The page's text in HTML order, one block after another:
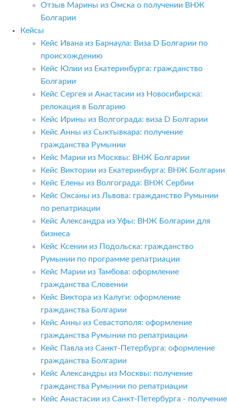
Отзыв Марины из Омска о получении ВНЖ
Болгарии
Кейсы
Кейс Ивана из Барнаула: Виза D Болгарии по
происхождению
Кейс Юлии из Екатеринбурга: гражданство
Болгарии
Кейс Сергея и Анастасии из Новосибирска:
релокация в Болгарию
Кейс Ирины из Волгограда: виза D Болгарии
Кейс Анны из Сыктывкара: получение
гражданства Румынии
Кейс Марии из Москвы: ВНЖ Болгарии
Кейс Виктории из Екатеринбурга: ВНЖ Болгарии
Кейс Елены из Волгограда: ВНЖ Сербии
Кейс Оксаны из Львова: гражданство Румынии
по репатриации
Кейс Александра из Уфы: ВНЖ Болгарии для
бизнеса
Кейс Ксении из Подольска: гражданство
Румынии по программе репатриации
Кейс Марии из Тамбова: оформление
гражданства Словении
Кейс Виктора из Калуги: оформление
гражданства Болгарии
Кейс Анны из Севастополя: оформление
гражданства Румынии по репатриации
Кейс Павла из Санкт-Петербурга: оформление
гражданства Болгарии
Кейс Александры из Москвы: получение
гражданства Румынии по репатриации
Кейс Анастасии из Санкт-Петербурга - получение